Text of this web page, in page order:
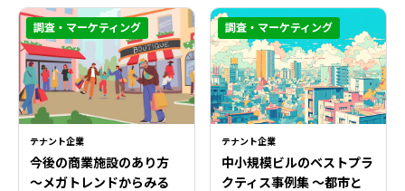
テナント企業
今後の商業施設のあり方
〜メガトレンドからみる
調査・マーケティング
テナント企業
中小規模ビルのベストプラ
クティス事例集 ～都市と
調査・マーケティング